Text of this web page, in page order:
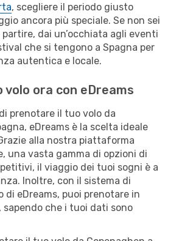
, scegliere il periodo giusto
ancora più speciale. Se non sei
dai un’occhiata agli eventi
che si tengono a Spagna per
autentica e locale.
ora con eDreams
prenotare il tuo volo da
eDreams è la scelta ideale
alla nostra piattaforma
una vasta gamma di opzioni di
il viaggio dei tuoi sogni è a
Inoltre, con il sistema di
di eDreams, puoi prenotare in
che i tuoi dati sono